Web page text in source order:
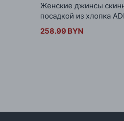
Женские джинсы
посадкой из хлопка
258.99 BYN